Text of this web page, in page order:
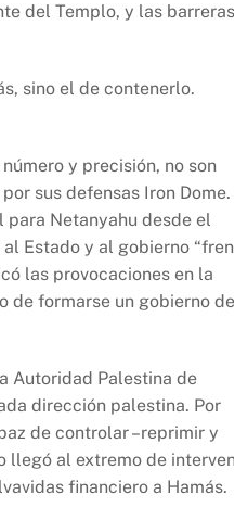
del Templo, y las barreras
sino el de contenerlo.
y precisión, no son
sus defensas Iron Dome.
para Netanyahu desde el
Estado y al gobierno
las provocaciones en la
de formarse un gobierno de
Autoridad Palestina de
dirección palestina. Por
de controlar –reprimir y
llegó al extremo de
financiero a Hamás.